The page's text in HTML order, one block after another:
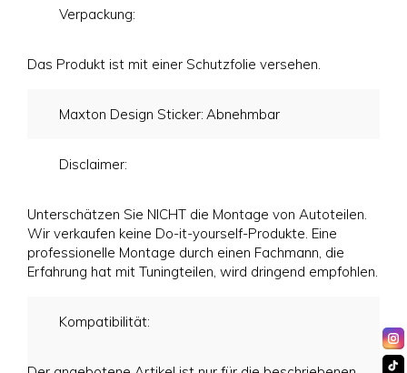
Verpackung:
Das Produkt ist mit einer Schutzfolie versehen.
Maxton Design Sticker: Abnehmbar
Disclaimer:
Unterschätzen Sie NICHT die Montage von Autoteilen.
Wir verkaufen keine Do-it-yourself-Produkte. Eine
professionelle Montage durch einen Fachmann, die
Erfahrung hat mit Tuningteilen, wird dringend empfohlen.
Kompatibilität: